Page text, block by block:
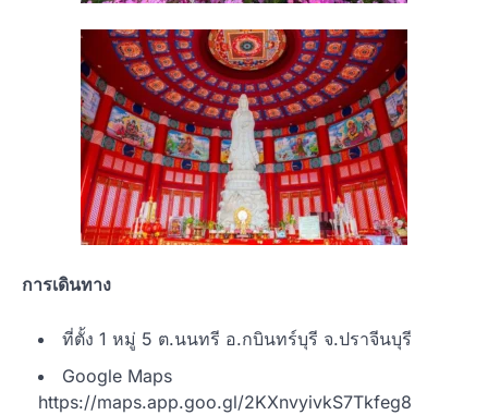
การเดินทาง
ที่ตั้ง 1 หมู่ 5 ต.นนทรี อ.กบินทร์บุรี จ.ปราจีนบุรี
Google Maps
https://maps.app.goo.gl/2KXnvyivkS7Tkfeg8